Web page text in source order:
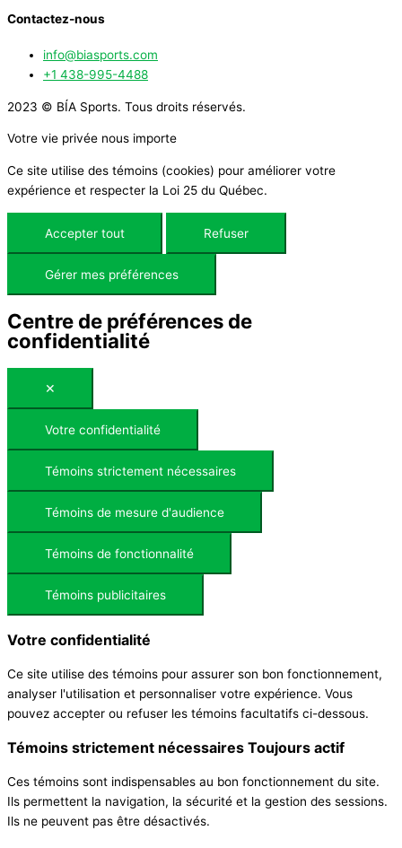
Contactez-nous
info@biasports.com
+1 438-995-4488
2023 © BÍA Sports. Tous droits réservés.
Votre vie privée nous importe
Ce site utilise des témoins (cookies) pour améliorer votre
expérience et respecter la Loi 25 du Québec.
Accepter tout Refuser
Gérer mes préférences
Centre de préférences de
confidentialité
✕
Votre confidentialité
Témoins strictement nécessaires
Témoins de mesure d'audience
Témoins de fonctionnalité
Témoins publicitaires
Votre confidentialité
Ce site utilise des témoins pour assurer son bon fonctionnement,
analyser l'utilisation et personnaliser votre expérience. Vous
pouvez accepter ou refuser les témoins facultatifs ci-dessous.
Témoins strictement nécessaires Toujours actif
Ces témoins sont indispensables au bon fonctionnement du site.
Ils permettent la navigation, la sécurité et la gestion des sessions.
Ils ne peuvent pas être désactivés.